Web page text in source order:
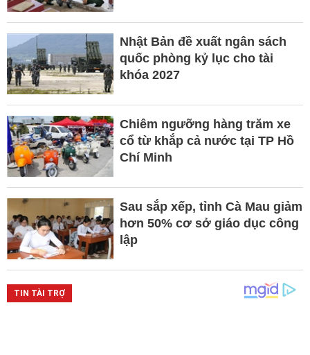
Nhật Bản đề xuất ngân sách
quốc phòng kỷ lục cho tài
khóa 2027
Chiêm ngưỡng hàng trăm xe
cổ từ khắp cả nước tại TP Hồ
Chí Minh
Sau sắp xếp, tỉnh Cà Mau giảm
hơn 50% cơ sở giáo dục công
lập